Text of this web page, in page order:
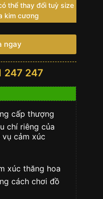
thể thay đổi tuỳ size
kim cương
ngay
247 247
cấp thượng
chí riêng của
cảm xúc
xúc thăng hoa
cách chơi đồ